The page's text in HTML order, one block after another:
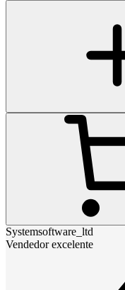
Systemsoftware_ltd
Vendedor excelente